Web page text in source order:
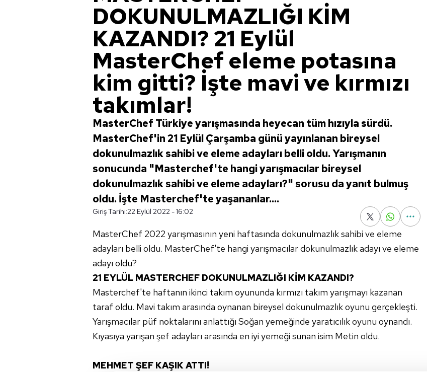
DOKUNULMAZLIĞI KİM
KAZANDI? 21 Eylül
MasterChef eleme potasına
kim gitti? İşte mavi ve kırmızı
takımlar!
MasterChef Türkiye yarışmasında heyecan tüm hızıyla sürdü.
MasterChef'in 21 Eylül Çarşamba günü yayınlanan bireysel
dokunulmazlık sahibi ve eleme adayları belli oldu. Yarışmanın
sonucunda "Masterchef'te hangi yarışmacılar bireysel
dokunulmazlık sahibi ve eleme adayları?" sorusu da yanıt bulmuş
oldu. İşte Masterchef'te yaşananlar....
Giriş Tarihi:22 Eylül 2022 - 16:02
MasterChef 2022 yarışmasının yeni haftasında dokunulmazlık sahibi ve eleme
adayları belli oldu. MasterChef'te hangi yarışmacılar dokunulmazlık adayı ve eleme
adayı oldu?
21 EYLÜL MASTERCHEF DOKUNULMAZLIĞI KİM KAZANDI?
Masterchef'te haftanın ikinci takım oyununda kırmızı takım yarışmayı kazanan
taraf oldu. Mavi takım arasında oynanan bireysel dokunulmazlık oyunu gerçekleşti.
Yarışmacılar püf noktalarını anlattığı Soğan yemeğinde yaratıcılık oyunu oynandı.
Kıyasıya yarışan şef adayları arasında en iyi yemeği sunan isim Metin oldu.
MEHMET ŞEF KAŞIK ATTI!